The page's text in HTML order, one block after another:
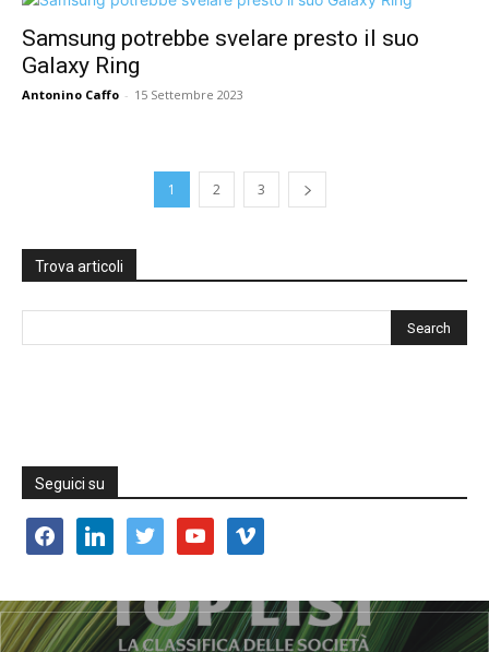
Samsung potrebbe svelare presto il suo
Galaxy Ring
Antonino Caffo - 15 Settembre 2023
1 2 3
Trova articoli
Seguici su
facebooklinkedin twitter youtube vimeo